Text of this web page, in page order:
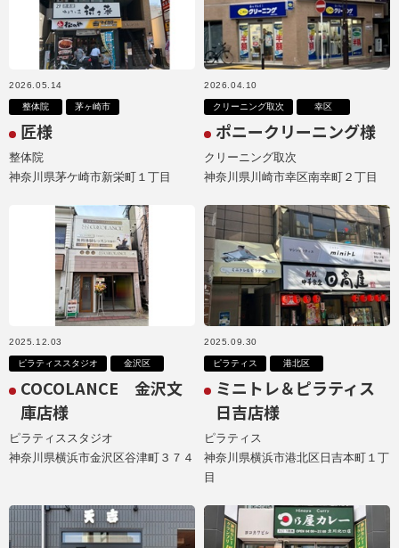
2026.05.14
整体院 茅ヶ崎市
匠様
整体院
神奈川県茅ケ崎市新栄町１丁目
2026.04.10
クリーニング取次 幸区
ポニークリーニング様
クリーニング取次
神奈川県川崎市幸区南幸町２丁目
2025.12.03
ピラティススタジオ 金沢区
COCOLANCE 金沢文
庫店様
ピラティススタジオ
神奈川県横浜市金沢区谷津町３７４
2025.09.30
ピラティス 港北区
ミニトレ＆ピラティス
日吉店様
ピラティス
神奈川県横浜市港北区日吉本町１丁
目